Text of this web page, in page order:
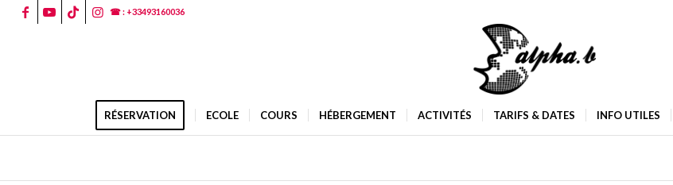
☎ : +33493160036
RÉSERVATION ECOLE COURS HÉBERGEMENT ACTIVITÉS TARIFS & DATES INFO UTILES